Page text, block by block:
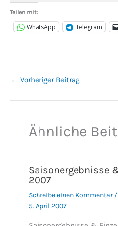
Teilen mit:
WhatsApp Telegram
← Vorheriger Beitrag
Ähnliche
Saisonergebnisse
2007
Schreibe einen Kommentar /
5. April 2007